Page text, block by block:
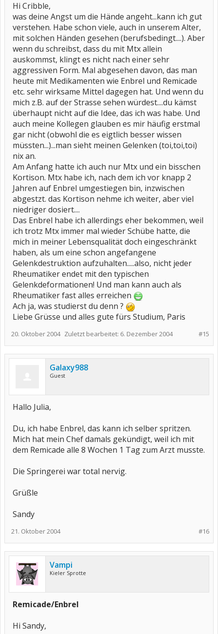
Hi Cribble,
was deine Angst um die Hände angeht...kann ich gut
verstehen. Habe schon viele, auch in unserem Alter,
mit solchen Händen gesehen (berufsbedingt....). Aber
wenn du schreibst, dass du mit Mtx allein
auskommst, klingt es nicht nach einer sehr
aggressiven Form. Mal abgesehen davon, das man
heute mit Medikamenten wie Enbrel und Remicade
etc. sehr wirksame Mittel dagegen hat. Und wenn du
mich z.B. auf der Strasse sehen würdest....du kämst
überhaupt nicht auf die Idee, das ich was habe. Und
auch meine Kollegen glauben es mir häufig erstmal
gar nicht (obwohl die es eigtlich besser wissen
müssten...)...man sieht meinen Gelenken (toi,toi,toi)
nix an.
Am Anfang hatte ich auch nur Mtx und ein bisschen
Kortison. Mtx habe ich, nach dem ich vor knapp 2
Jahren auf Enbrel umgestiegen bin, inzwischen
abgestzt. das Kortison nehme ich weiter, aber viel
niedriger dosiert....
Das Enbrel habe ich allerdings eher bekommen, weil
ich trotz Mtx immer mal wieder Schübe hatte, die
mich in meiner Lebensqualität doch eingeschränkt
haben, als um eine schon angefangene
Gelenkdestruktion aufzuhalten.....also, nicht jeder
Rheumatiker endet mit den typischen
Gelenkdeformationen! Und man kann auch als
Rheumatiker fast alles erreichen
Ach ja, was studierst du denn ?
Liebe Grüsse und alles gute fürs Studium, Paris
#15
20. Oktober 2004 Zuletzt bearbeitet: 6. Dezember 2004
Galaxy988
Guest
Hallo Julia,
Du, ich habe Enbrel, das kann ich selber spritzen.
Mich hat mein Chef damals gekündigt, weil ich mit
dem Remicade alle 8 Wochen 1 Tag zum Arzt musste.
Die Springerei war total nervig.
Grüßle
Sandy
#16
21. Oktober 2004
Vampi
Kieler Sprotte
Remicade/Enbrel
Hi Sandy,